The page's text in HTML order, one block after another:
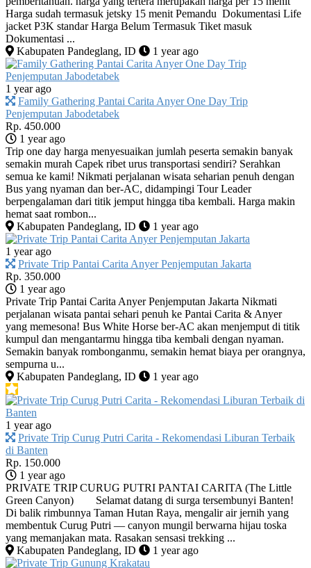
Harga sudah termasuk jetsky 15 menit Pemandu Dokumentasi Life
jacket P3K standar Harga Belum Termasuk Tiket masuk
Dokumentasi ...
Kabupaten Pandeglang, ID
1 year ago
1 year ago
Family Gathering Pantai Carita Anyer One Day Trip
Penjemputan Jabodetabek
Rp. 450.000
1 year ago
Trip one day harga menyesuaikan jumlah peserta semakin banyak
semakin murah Capek ribet urus transportasi sendiri? Serahkan
semua ke kami! Nikmati perjalanan wisata seharian penuh dengan
Bus yang nyaman dan ber-AC, didampingi Tour Leader
berpengalaman dari titik jemput hingga tiba kembali. Harga makin
hemat saat rombon...
Kabupaten Pandeglang, ID
1 year ago
1 year ago
Private Trip Pantai Carita Anyer Penjemputan Jakarta
Rp. 350.000
1 year ago
Private Trip Pantai Carita Anyer Penjemputan Jakarta Nikmati
perjalanan wisata pantai sehari penuh ke Pantai Carita & Anyer
yang memesona! Bus White Horse ber-AC akan menjemput di titik
kumpul dan mengantarmu hingga tiba kembali dengan nyaman.
Semakin banyak rombonganmu, semakin hemat biaya per orangnya,
sempurna u...
Kabupaten Pandeglang, ID
1 year ago
1 year ago
Private Trip Curug Putri Carita - Rekomendasi Liburan Terbaik
di Banten
Rp. 150.000
1 year ago
PRIVATE TRIP CURUG PUTRI PANTAI CARITA (The Little
Green Canyon) Selamat datang di surga tersembunyi Banten!
Di balik rimbunnya Taman Hutan Raya, mengalir air jernih yang
membentuk Curug Putri — canyon mungil berwarna hijau toska
yang memanjakan mata. Rasakan sensasi trekking ...
Kabupaten Pandeglang, ID
1 year ago